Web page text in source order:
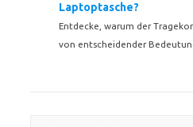
Laptoptasche?
Entdecke, warum der
von entscheidender